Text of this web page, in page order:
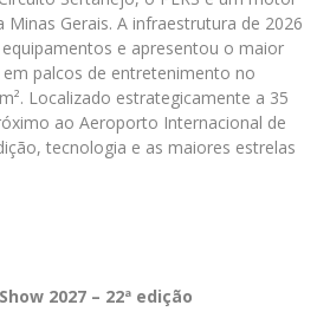
Gerais. A infraestrutura de 2026
e apresentou o maior
palcos de entretenimento no
Localizado estrategicamente a 35
ao Aeroporto Internacional de
tecnologia e as maiores estrelas
2027 – 22ª edição